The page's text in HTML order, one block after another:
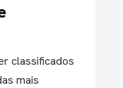
classificados
mais